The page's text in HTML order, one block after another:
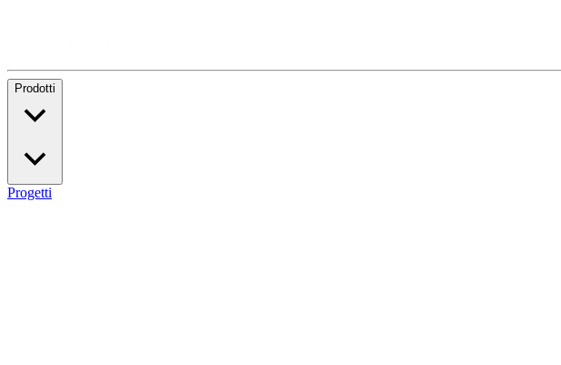
Prodotti
Progetti